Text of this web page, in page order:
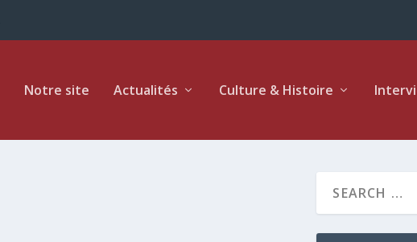
Notre site Actualités Culture & Histoire